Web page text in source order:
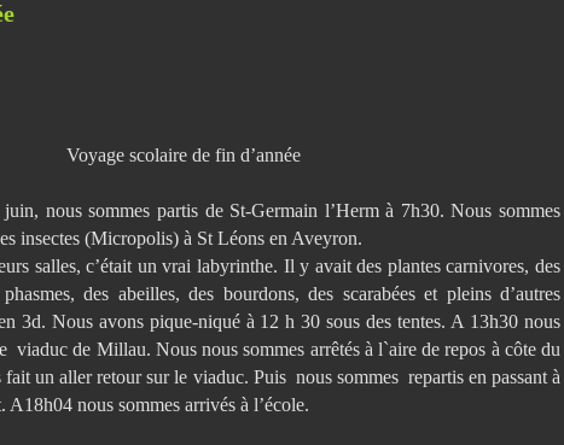
Voyage scolaire de fin d’année
nous sommes partis de St-Germain l’Herm à 7h30. Nous sommes
insectes (Micropolis) à St Léons en Aveyron.
salles, c’était un vrai labyrinthe. Il y avait des plantes carnivores, des
des abeilles, des bourdons, des scarabées et pleins d’autres
3d. Nous avons pique-niqué à 12 h 30 sous des tentes. A 13h30 nous
viaduc de Millau. Nous nous sommes arrêtés à l`aire de repos à côte du
un aller retour sur le viaduc. Puis nous sommes repartis en passant à
nous sommes arrivés à l’école.